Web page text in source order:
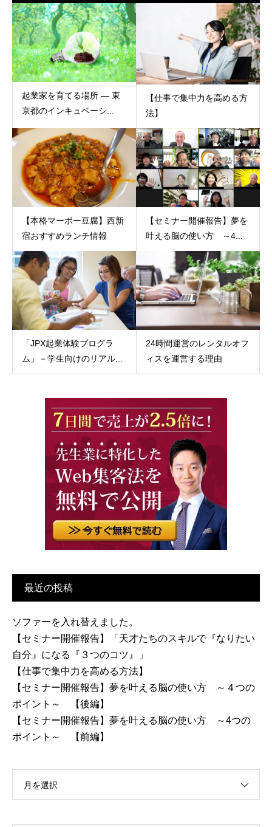
起業家を育てる場所 ― 東
京都のインキュベーシ...
【仕事で集中力を高める方
法】
【本格マーボー豆腐】西新
宿おすすめランチ情報
【セミナー開催報告】夢を
叶える脳の使い方 ～4...
「JPX起業体験プログラ
ム」－学生向けのリアル...
24時間運営のレンタルオフ
ィスを運営する理由
最近の投稿
ソファーを入れ替えました。
【セミナー開催報告】「天才たちのスキルで『なりたい
自分』になる『３つのコツ』」
【仕事で集中力を高める方法】
【セミナー開催報告】夢を叶える脳の使い方 ～４つの
ポイント～ 【後編】
【セミナー開催報告】夢を叶える脳の使い方 ～4つの
ポイント～ 【前編】
月を選択